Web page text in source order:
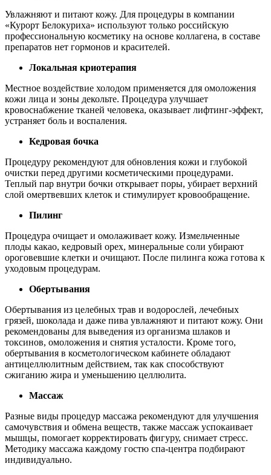
Увлажняют и питают кожу. Для процедуры в компании
«Курорт Белокуриха» используют только российскую
профессиональную косметику на основе коллагена, в составе
препаратов нет гормонов и красителей.
Локальная криотерапия
Местное воздействие холодом применяется для омоложения
кожи лица и зоны декольте. Процедура улучшает
кровоснабжение тканей человека, оказывает лифтинг-эффект,
устраняет боль и воспаления.
Кедровая бочка
Процедуру рекомендуют для обновления кожи и глубокой
очистки перед другими косметическими процедурами.
Теплый пар внутри бочки открывает поры, убирает верхний
слой омертвевших клеток и стимулирует кровообращение.
Пилинг
Процедура очищает и омолаживает кожу. Измельченные
плоды какао, кедровый орех, минеральные соли убирают
ороговевшие клетки и очищают. После пилинга кожа готова к
уходовым процедурам.
Обертывания
Обертывания из целебных трав и водорослей, лечебных
грязей, шоколада и даже пива увлажняют и питают кожу. Они
рекомендованы для выведения из организма шлаков и
токсинов, омоложения и снятия усталости. Кроме того,
обертывания в косметологическом кабинете обладают
антицеллюлитным действием, так как способствуют
сжиганию жира и уменьшению целлюлита.
Массаж
Разные виды процедур массажа рекомендуют для улучшения
самочувствия и обмена веществ, также массаж успокаивает
мышцы, помогает корректировать фигуру, снимает стресс.
Методику массажа каждому гостю спа-центра подбирают
индивидуально.